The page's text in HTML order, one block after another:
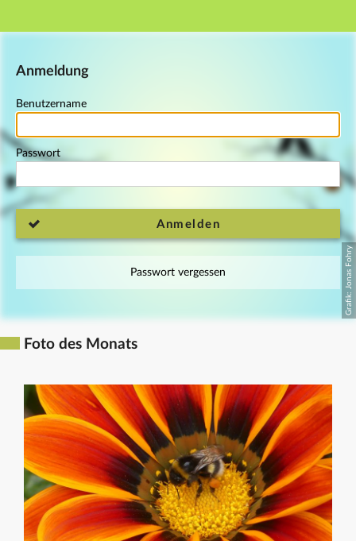
Hauptnavigation
Anmeldung
Benutzername
Passwort
Anmelden
Passwort vergessen
Foto des Monats